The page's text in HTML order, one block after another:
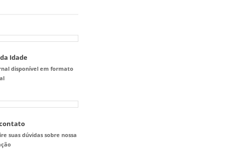
Idade
disponível em formato
suas dúvidas sobre nossa